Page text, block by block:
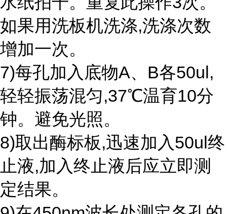
如果用洗板机洗涤,洗涤次数
增加一次。
7)每孔加入底物A、B各50ul,
轻轻振荡混匀,37℃温育10分
钟。避免光照。
8)取出酶标板,迅速加入50ul终
止液,加入终止液后应立即测
定结果。